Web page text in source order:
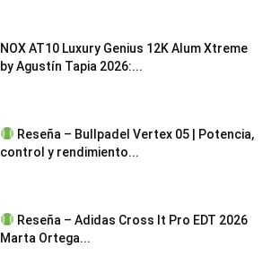
NOX AT10 Luxury Genius 12K Alum Xtreme
by Agustín Tapia 2026:...
Reseña – Bullpadel Vertex 05 | Potencia,
control y rendimiento...
Reseña – Adidas Cross It Pro EDT 2026
Marta Ortega...